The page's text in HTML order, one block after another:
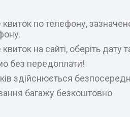
по телефону,
на сайті, оберіть
без передоплати!
здійснюється
багажу безкоштовно